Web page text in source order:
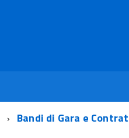
Bandi di Gara e